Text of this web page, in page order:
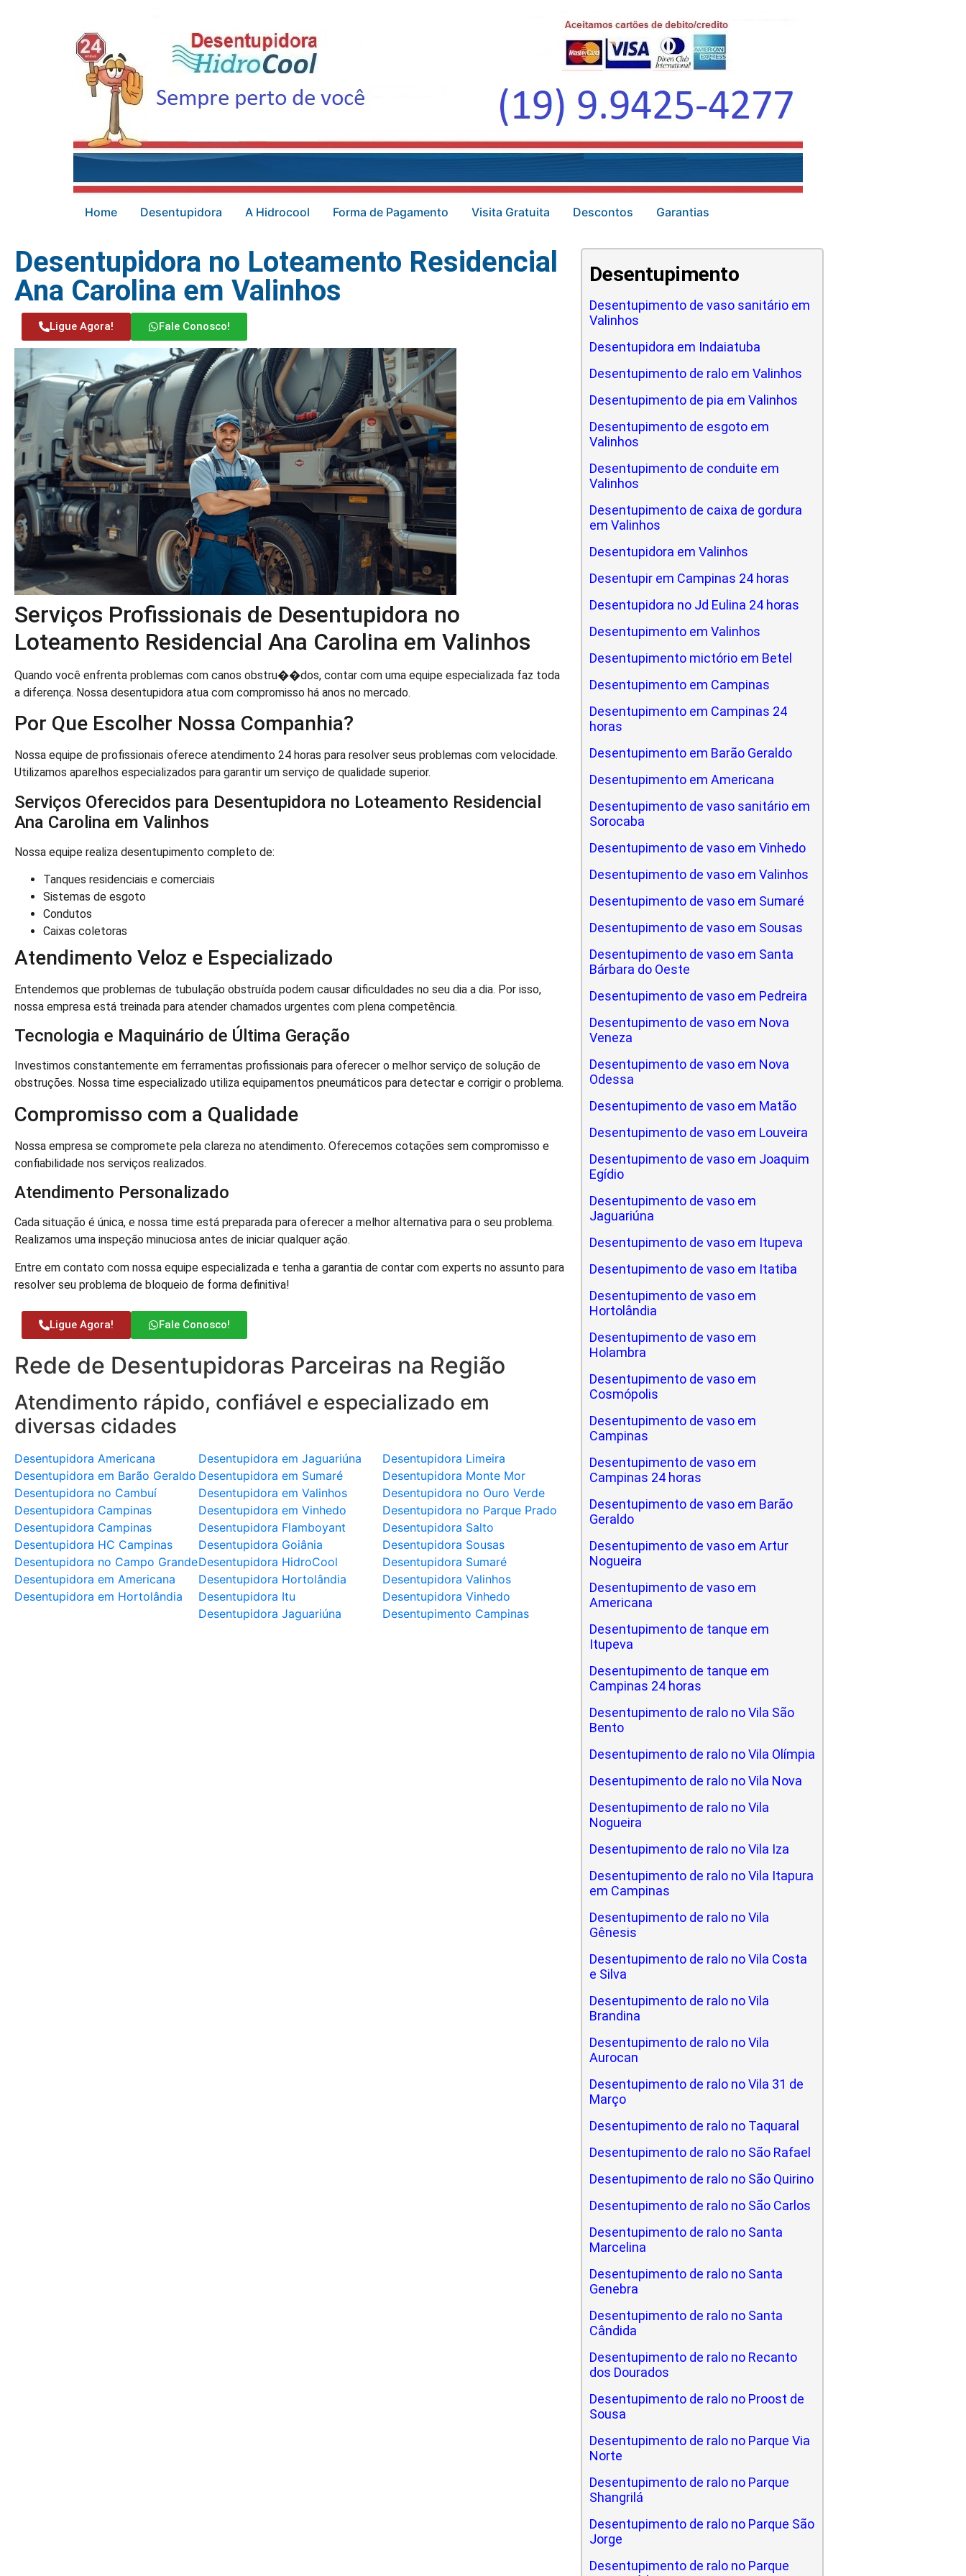
Home Desentupidora A Hidrocool Forma de Pagamento Visita Gratuita Descontos Garantias
Desentupidora no Loteamento Residencial
Ana Carolina em Valinhos
Ligue Agora! Fale Conosco!
Serviços Profissionais de Desentupidora no
Loteamento Residencial Ana Carolina em Valinhos
Quando você enfrenta problemas com canos obstru��dos, contar com uma equipe especializada faz toda
a diferença. Nossa desentupidora atua com compromisso há anos no mercado.
Por Que Escolher Nossa Companhia?
Nossa equipe de profissionais oferece atendimento 24 horas para resolver seus problemas com velocidade.
Utilizamos aparelhos especializados para garantir um serviço de qualidade superior.
Serviços Oferecidos para Desentupidora no Loteamento Residencial
Ana Carolina em Valinhos
Nossa equipe realiza desentupimento completo de:
Tanques residenciais e comerciais
Sistemas de esgoto
Condutos
Caixas coletoras
Atendimento Veloz e Especializado
Entendemos que problemas de tubulação obstruída podem causar dificuldades no seu dia a dia. Por isso,
nossa empresa está treinada para atender chamados urgentes com plena competência.
Tecnologia e Maquinário de Última Geração
Investimos constantemente em ferramentas profissionais para oferecer o melhor serviço de solução de
obstruções. Nossa time especializado utiliza equipamentos pneumáticos para detectar e corrigir o problema.
Compromisso com a Qualidade
Nossa empresa se compromete pela clareza no atendimento. Oferecemos cotações sem compromisso e
confiabilidade nos serviços realizados.
Atendimento Personalizado
Cada situação é única, e nossa time está preparada para oferecer a melhor alternativa para o seu problema.
Realizamos uma inspeção minuciosa antes de iniciar qualquer ação.
Entre em contato com nossa equipe especializada e tenha a garantia de contar com experts no assunto para
resolver seu problema de bloqueio de forma definitiva!
Ligue Agora! Fale Conosco!
Rede de Desentupidoras Parceiras na Região
Atendimento rápido, confiável e especializado em
diversas cidades
Desentupidora Americana
Desentupidora em Barão Geraldo
Desentupidora no Cambuí
Desentupidora Campinas
Desentupidora Campinas
Desentupidora HC Campinas
Desentupidora no Campo Grande
Desentupidora em Americana
Desentupidora em Hortolândia
Desentupidora em Jaguariúna
Desentupidora em Sumaré
Desentupidora em Valinhos
Desentupidora em Vinhedo
Desentupidora Flamboyant
Desentupidora Goiânia
Desentupidora HidroCool
Desentupidora Hortolândia
Desentupidora Itu
Desentupidora Jaguariúna
Desentupidora Limeira
Desentupidora Monte Mor
Desentupidora no Ouro Verde
Desentupidora no Parque Prado
Desentupidora Salto
Desentupidora Sousas
Desentupidora Sumaré
Desentupidora Valinhos
Desentupidora Vinhedo
Desentupimento Campinas
Desentupimento
Desentupimento de vaso sanitário em
Valinhos
Desentupidora em Indaiatuba
Desentupimento de ralo em Valinhos
Desentupimento de pia em Valinhos
Desentupimento de esgoto em
Valinhos
Desentupimento de conduite em
Valinhos
Desentupimento de caixa de gordura
em Valinhos
Desentupidora em Valinhos
Desentupir em Campinas 24 horas
Desentupidora no Jd Eulina 24 horas
Desentupimento em Valinhos
Desentupimento mictório em Betel
Desentupimento em Campinas
Desentupimento em Campinas 24
horas
Desentupimento em Barão Geraldo
Desentupimento em Americana
Desentupimento de vaso sanitário em
Sorocaba
Desentupimento de vaso em Vinhedo
Desentupimento de vaso em Valinhos
Desentupimento de vaso em Sumaré
Desentupimento de vaso em Sousas
Desentupimento de vaso em Santa
Bárbara do Oeste
Desentupimento de vaso em Pedreira
Desentupimento de vaso em Nova
Veneza
Desentupimento de vaso em Nova
Odessa
Desentupimento de vaso em Matão
Desentupimento de vaso em Louveira
Desentupimento de vaso em Joaquim
Egídio
Desentupimento de vaso em
Jaguariúna
Desentupimento de vaso em Itupeva
Desentupimento de vaso em Itatiba
Desentupimento de vaso em
Hortolândia
Desentupimento de vaso em
Holambra
Desentupimento de vaso em
Cosmópolis
Desentupimento de vaso em
Campinas
Desentupimento de vaso em
Campinas 24 horas
Desentupimento de vaso em Barão
Geraldo
Desentupimento de vaso em Artur
Nogueira
Desentupimento de vaso em
Americana
Desentupimento de tanque em
Itupeva
Desentupimento de tanque em
Campinas 24 horas
Desentupimento de ralo no Vila São
Bento
Desentupimento de ralo no Vila Olímpia
Desentupimento de ralo no Vila Nova
Desentupimento de ralo no Vila
Nogueira
Desentupimento de ralo no Vila Iza
Desentupimento de ralo no Vila Itapura
em Campinas
Desentupimento de ralo no Vila
Gênesis
Desentupimento de ralo no Vila Costa
e Silva
Desentupimento de ralo no Vila
Brandina
Desentupimento de ralo no Vila
Aurocan
Desentupimento de ralo no Vila 31 de
Março
Desentupimento de ralo no Taquaral
Desentupimento de ralo no São Rafael
Desentupimento de ralo no São Quirino
Desentupimento de ralo no São Carlos
Desentupimento de ralo no Santa
Marcelina
Desentupimento de ralo no Santa
Genebra
Desentupimento de ralo no Santa
Cândida
Desentupimento de ralo no Recanto
dos Dourados
Desentupimento de ralo no Proost de
Sousa
Desentupimento de ralo no Parque Via
Norte
Desentupimento de ralo no Parque
Shangrilá
Desentupimento de ralo no Parque São
Jorge
Desentupimento de ralo no Parque